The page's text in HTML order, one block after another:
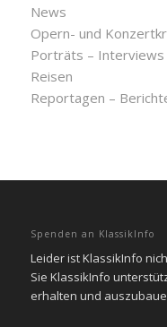
News
Opern- und
Porträts – Interviews
Reisen
Reportagen –
Spenden an KlassikInfo
Leider ist KlassikInfo
Sie KlassikInfo
erhalten und